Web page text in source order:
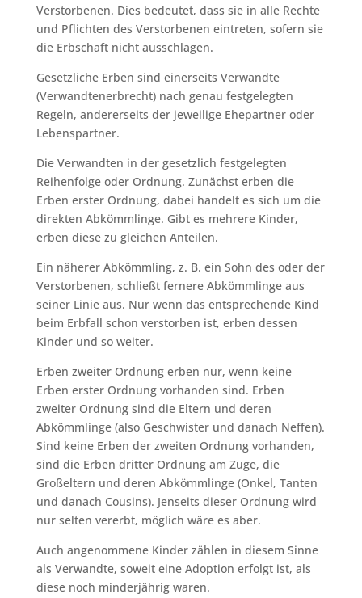
Verstorbenen. Dies bedeutet, dass sie in alle Rechte
und Pflichten des Verstorbenen eintreten, sofern sie
die Erbschaft nicht ausschlagen.
Gesetzliche Erben sind einerseits Verwandte
(Verwandtenerbrecht) nach genau festgelegten
Regeln, andererseits der jeweilige Ehepartner oder
Lebenspartner.
Die Verwandten in der gesetzlich festgelegten
Reihenfolge oder Ordnung. Zunächst erben die
Erben erster Ordnung, dabei handelt es sich um die
direkten Abkömmlinge. Gibt es mehrere Kinder,
erben diese zu gleichen Anteilen.
Ein näherer Abkömmling, z. B. ein Sohn des oder der
Verstorbenen, schließt fernere Abkömmlinge aus
seiner Linie aus. Nur wenn das entsprechende Kind
beim Erbfall schon verstorben ist, erben dessen
Kinder und so weiter.
Erben zweiter Ordnung erben nur, wenn keine
Erben erster Ordnung vorhanden sind. Erben
zweiter Ordnung sind die Eltern und deren
Abkömmlinge (also Geschwister und danach Neffen).
Sind keine Erben der zweiten Ordnung vorhanden,
sind die Erben dritter Ordnung am Zuge, die
Großeltern und deren Abkömmlinge (Onkel, Tanten
und danach Cousins). Jenseits dieser Ordnung wird
nur selten vererbt, möglich wäre es aber.
Auch angenommene Kinder zählen in diesem Sinne
als Verwandte, soweit eine Adoption erfolgt ist, als
diese noch minderjährig waren.